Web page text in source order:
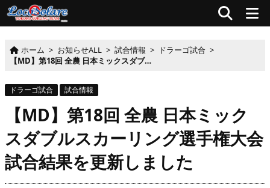
ホーム > お知らせALL > 試合情報 > ドラーゴ試合 >
【MD】第18回 全農 日本ミックスダブルスカーリング選手権大会 試合結果を更新しました
ドラーゴ試合 試合情報
【MD】第18回 全農 日本ミック
スダブルスカーリング選手権大会
試合結果を更新しました